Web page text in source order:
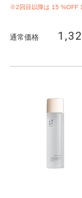
※2回目以降は 15 %OFF
通常価格